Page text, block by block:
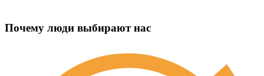
Почему люди выбирают нас